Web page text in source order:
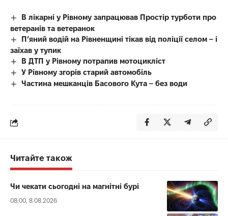
В лікарні у Рівному запрацював Простір турботи про
ветеранів та ветеранок
П’яний водій на Рівненщині тікав від поліції селом – і
заїхав у тупик
В ДТП у Рівному потрапив мотоцикліст
У Рівному згорів старий автомобіль
Частина мешканців Басового Кута – без води
Читайте також
Чи чекати сьогодні на магнітні бурі
08:00, 8.08.2026